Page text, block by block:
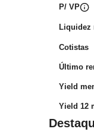
P/ VP
Liquidez
Cotistas
Último
Yield
Yield 12